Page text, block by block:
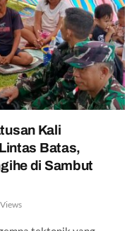
Kali
Batas,
di Sambut
Views